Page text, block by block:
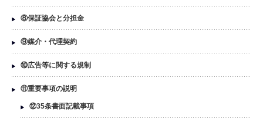
⑧保証協会と分担金
⑨媒介・代理契約
⑩広告等に関する規制
⑪重要事項の説明
⑫35条書面記載事項